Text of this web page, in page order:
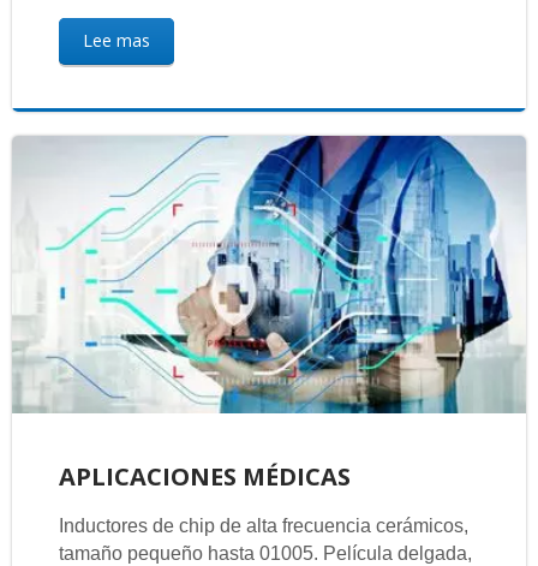
Lee mas
APLICACIONES MÉDICAS
Inductores de chip de alta frecuencia cerámicos,
tamaño pequeño hasta 01005. Película delgada,